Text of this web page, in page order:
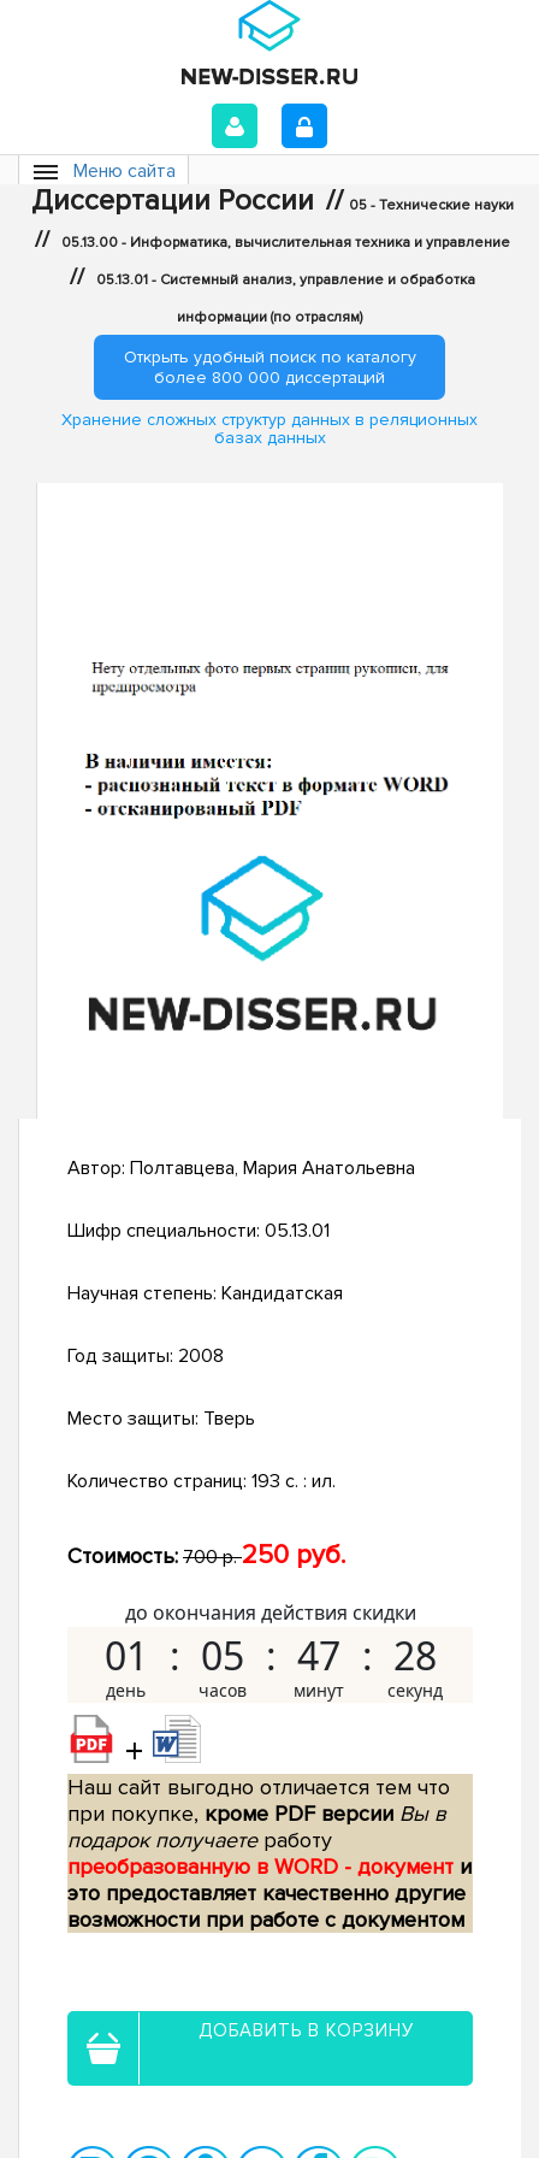
Меню сайта
Диссертации России // 05 - Технические науки
// 05.13.00 - Информатика, вычислительная техника и управление
// 05.13.01 - Системный анализ, управление и обработка
информации (по отраслям)
Открыть удобный поиск по каталогу
более 800 000 диссертаций
Хранение сложных структур данных в реляционных
базах данных
Автор: Полтавцева, Мария Анатольевна
Шифр специальности: 05.13.01
Научная степень: Кандидатская
Год защиты: 2008
Место защиты: Тверь
Количество страниц: 193 с. : ил.
Стоимость: 700 р.250 руб.
до окончания действия скидки
01 05 47 27
+
Наш сайт выгодно отличается тем что
при покупке, кроме PDF версии Вы в
подарок получаетеработу
преобразованную в WORD - документ и
это предоставляет качественно другие
возможности при работе с документом
ДОБАВИТЬ В КОРЗИНУ